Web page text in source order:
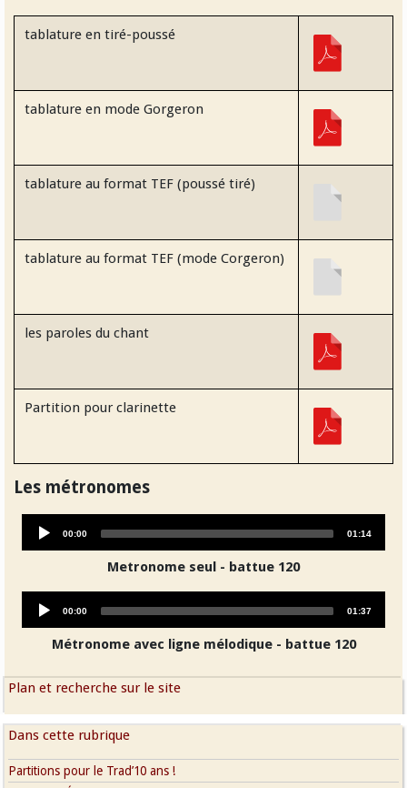
tablature en tiré-poussé
tablature en mode Gorgeron
tablature au format TEF (poussé tiré)
tablature au format TEF (mode Corgeron)
les paroles du chant
Partition pour clarinette
Les métronomes
Player
Current
00:00
Total
01:14
Metronome seul - battue 120
Player
Current
00:00
Total
01:37
Métronome avec ligne mélodique - battue 120
Plan et recherche sur le site
Dans cette rubrique
Partitions pour le Trad’10 ans !